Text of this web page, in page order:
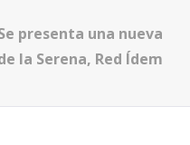
presenta una nueva
la Serena, Red Ídem